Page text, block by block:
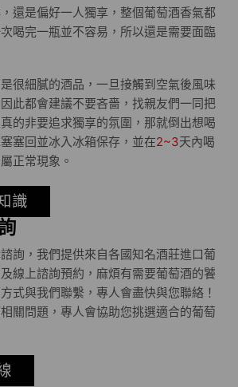
還是偏好一人獨享，整個葡萄酒香氣都
喝完一瓶並不容易，所以還是需要面臨
很細膩的酒品，一旦接觸到空氣後風味
此都會建議不要吝嗇，找親友們一同把
的非要追求獨享的氛圍，那就倒出想喝
塞回並冰入冰箱保存，並在2~3天內喝
正常現象。
識
詢，我們提供來自各國知名酒莊進口葡
線上諮詢預約，麻煩有需要葡萄酒的饕
式與我們聯繫，專人會盡快與您聯絡！
關問題，專人會協助您挑選適合的葡萄